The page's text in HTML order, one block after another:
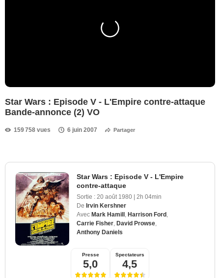
Star Wars : Episode V - L'Empire contre-attaque
Bande-annonce (2) VO
159 758 vues 6 juin 2007 Partager
Star Wars : Episode V - L'Empire
contre-attaque
Sortie : 20 août 1980 | 2h 04min
De Irvin Kershner
Avec Mark Hamill Harrison Ford
Carrie Fisher David Prowse
Anthony Daniels
Presse
5,0
Spectateurs
4,5